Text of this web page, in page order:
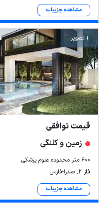
مشاهده جزییات
1 تصویر
قیمت توافقی
زمین و کلنگی
600 متر محدوده علوم پزشکی
فاز ۲, صدرا-فارس
مشاهده جزییات